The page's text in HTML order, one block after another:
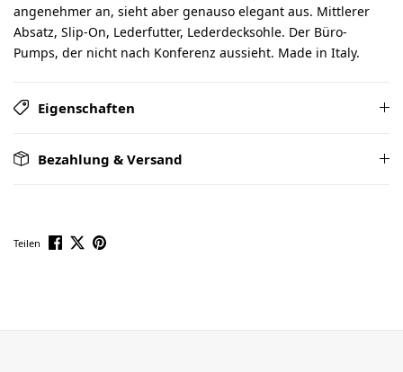
angenehmer an, sieht aber genauso elegant aus. Mittlerer
Absatz, Slip-On, Lederfutter, Lederdecksohle. Der Büro-
Pumps, der nicht nach Konferenz aussieht. Made in Italy.
Eigenschaften
Bezahlung & Versand
Teilen